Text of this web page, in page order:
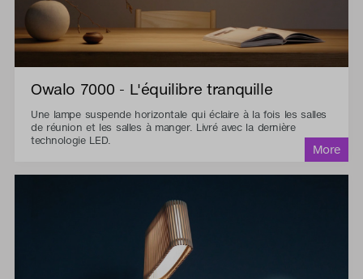
Owalo 7000 - L'équilibre tranquille
Une lampe suspende horizontale qui éclaire à la fois les salles
de réunion et les salles à manger. Livré avec la dernière
technologie LED.